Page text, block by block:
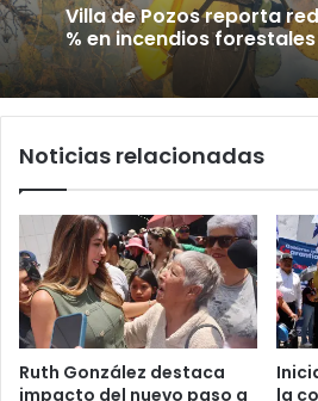
Villa de Pozos reporta
% en incendios
Noticias relacionadas
Ruth González destaca
impacto del nuevo paso a
la